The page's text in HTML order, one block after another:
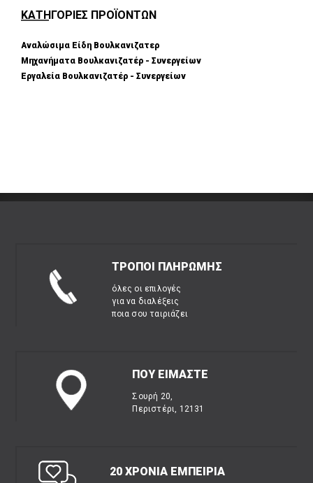
ΚΑΤΗΓΟΡΙΕΣ ΠΡΟΪΟΝΤΩΝ
Αναλώσιμα Είδη Βουλκανιζατερ
Μηχανήματα Βουλκανιζατέρ - Συνεργείων
Εργαλεία Βουλκανιζατέρ - Συνεργείων
ΤΡΟΠΟΙ ΠΛΗΡΩΜΗΣ
όλες οι επιλογές
για να διαλέξεις
ποια σου ταιριάζει
ΠΟΥ ΕΙΜΑΣΤΕ
Σουρή 20,
Περιστέρι, 12131
20 ΧΡΟΝΙΑ ΕΜΠΕΙΡΙΑ